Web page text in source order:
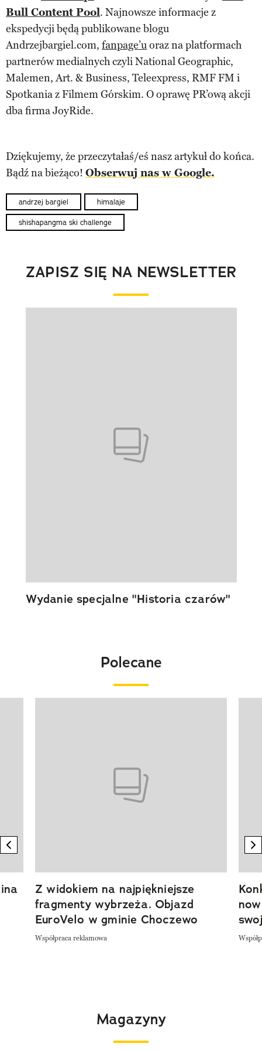
Bull Content Pool. Najnowsze informacje z
ekspedycji będą publikowane blogu
Andrzejbargiel.com, fanpage’uoraz na platformach
partnerów medialnych czyli National Geographic,
Malemen, Art. & Business, Teleexpress, RMF FM i
Spotkania z Filmem Górskim. O oprawę PR’ową akcji
dba firma JoyRide.
Dziękujemy, że przeczytałaś/eś nasz artykuł do końca.
Bądź na bieżąco! Obserwuj nas w Google.
andrzej bargiel himalaje
shishapangma ski challenge
ZAPISZ SIĘ NA NEWSLETTER
Wydanie specjalne "Historia czarów"
Polecane
previous element
Z widokiem na najpiękniejsze
fragmenty wybrzeża. Objazd
EuroVelo w gminie Choczewo
Współpraca reklamowa
Magazyny